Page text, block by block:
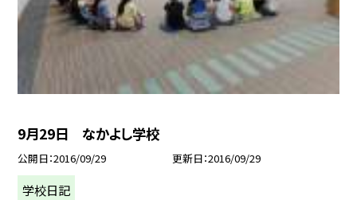
9月29日 なかよし学校
公開日 2016/09/29 更新日 2016/09/29
学校日記